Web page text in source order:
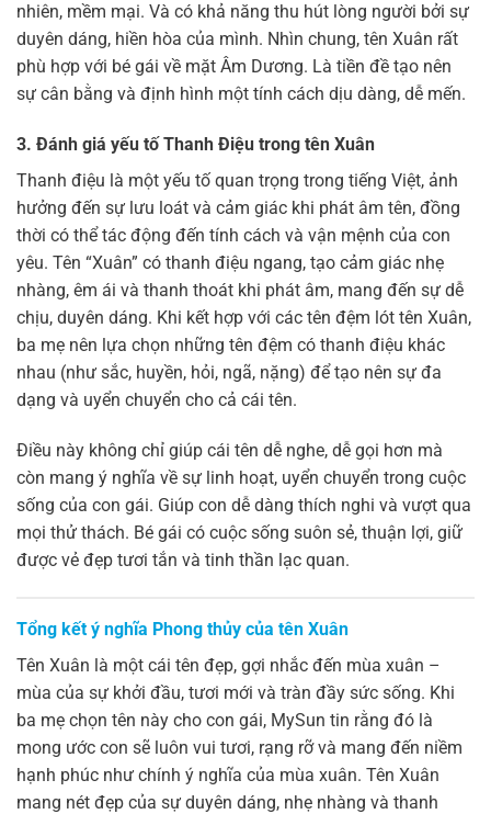
nhiên, mềm mại. Và có khả năng thu hút lòng người bởi sự
duyên dáng, hiền hòa của mình. Nhìn chung, tên Xuân rất
phù hợp với bé gái về mặt Âm Dương. Là tiền đề tạo nên
sự cân bằng và định hình một tính cách dịu dàng, dễ mến.
3. Đánh giá yếu tố Thanh Điệu trong tên Xuân
Thanh điệu là một yếu tố quan trọng trong tiếng Việt, ảnh
hưởng đến sự lưu loát và cảm giác khi phát âm tên, đồng
thời có thể tác động đến tính cách và vận mệnh của con
yêu. Tên “Xuân” có thanh điệu ngang, tạo cảm giác nhẹ
nhàng, êm ái và thanh thoát khi phát âm, mang đến sự dễ
chịu, duyên dáng. Khi kết hợp với các tên đệm lót tên Xuân,
ba mẹ nên lựa chọn những tên đệm có thanh điệu khác
nhau (như sắc, huyền, hỏi, ngã, nặng) để tạo nên sự đa
dạng và uyển chuyển cho cả cái tên.
Điều này không chỉ giúp cái tên dễ nghe, dễ gọi hơn mà
còn mang ý nghĩa về sự linh hoạt, uyển chuyển trong cuộc
sống của con gái. Giúp con dễ dàng thích nghi và vượt qua
mọi thử thách. Bé gái có cuộc sống suôn sẻ, thuận lợi, giữ
được vẻ đẹp tươi tắn và tinh thần lạc quan.
Tổng kết ý nghĩa Phong thủy của tên Xuân
Tên Xuân là một cái tên đẹp, gợi nhắc đến mùa xuân –
mùa của sự khởi đầu, tươi mới và tràn đầy sức sống. Khi
ba mẹ chọn tên này cho con gái, MySun tin rằng đó là
mong ước con sẽ luôn vui tươi, rạng rỡ và mang đến niềm
hạnh phúc như chính ý nghĩa của mùa xuân. Tên Xuân
mang nét đẹp của sự duyên dáng, nhẹ nhàng và thanh